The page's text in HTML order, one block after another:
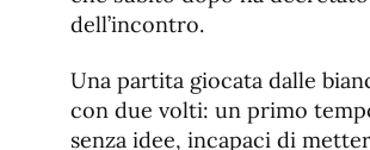
dell’incontro.
Una partita giocata dalle
con due volti: un primo
senza idee, incapaci di